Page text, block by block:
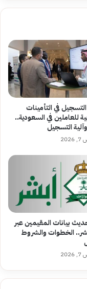
في التأمينات
للعاملين في السعودية..
التسجيل
بيانات المقيمين عبر
الخطوات والشروط